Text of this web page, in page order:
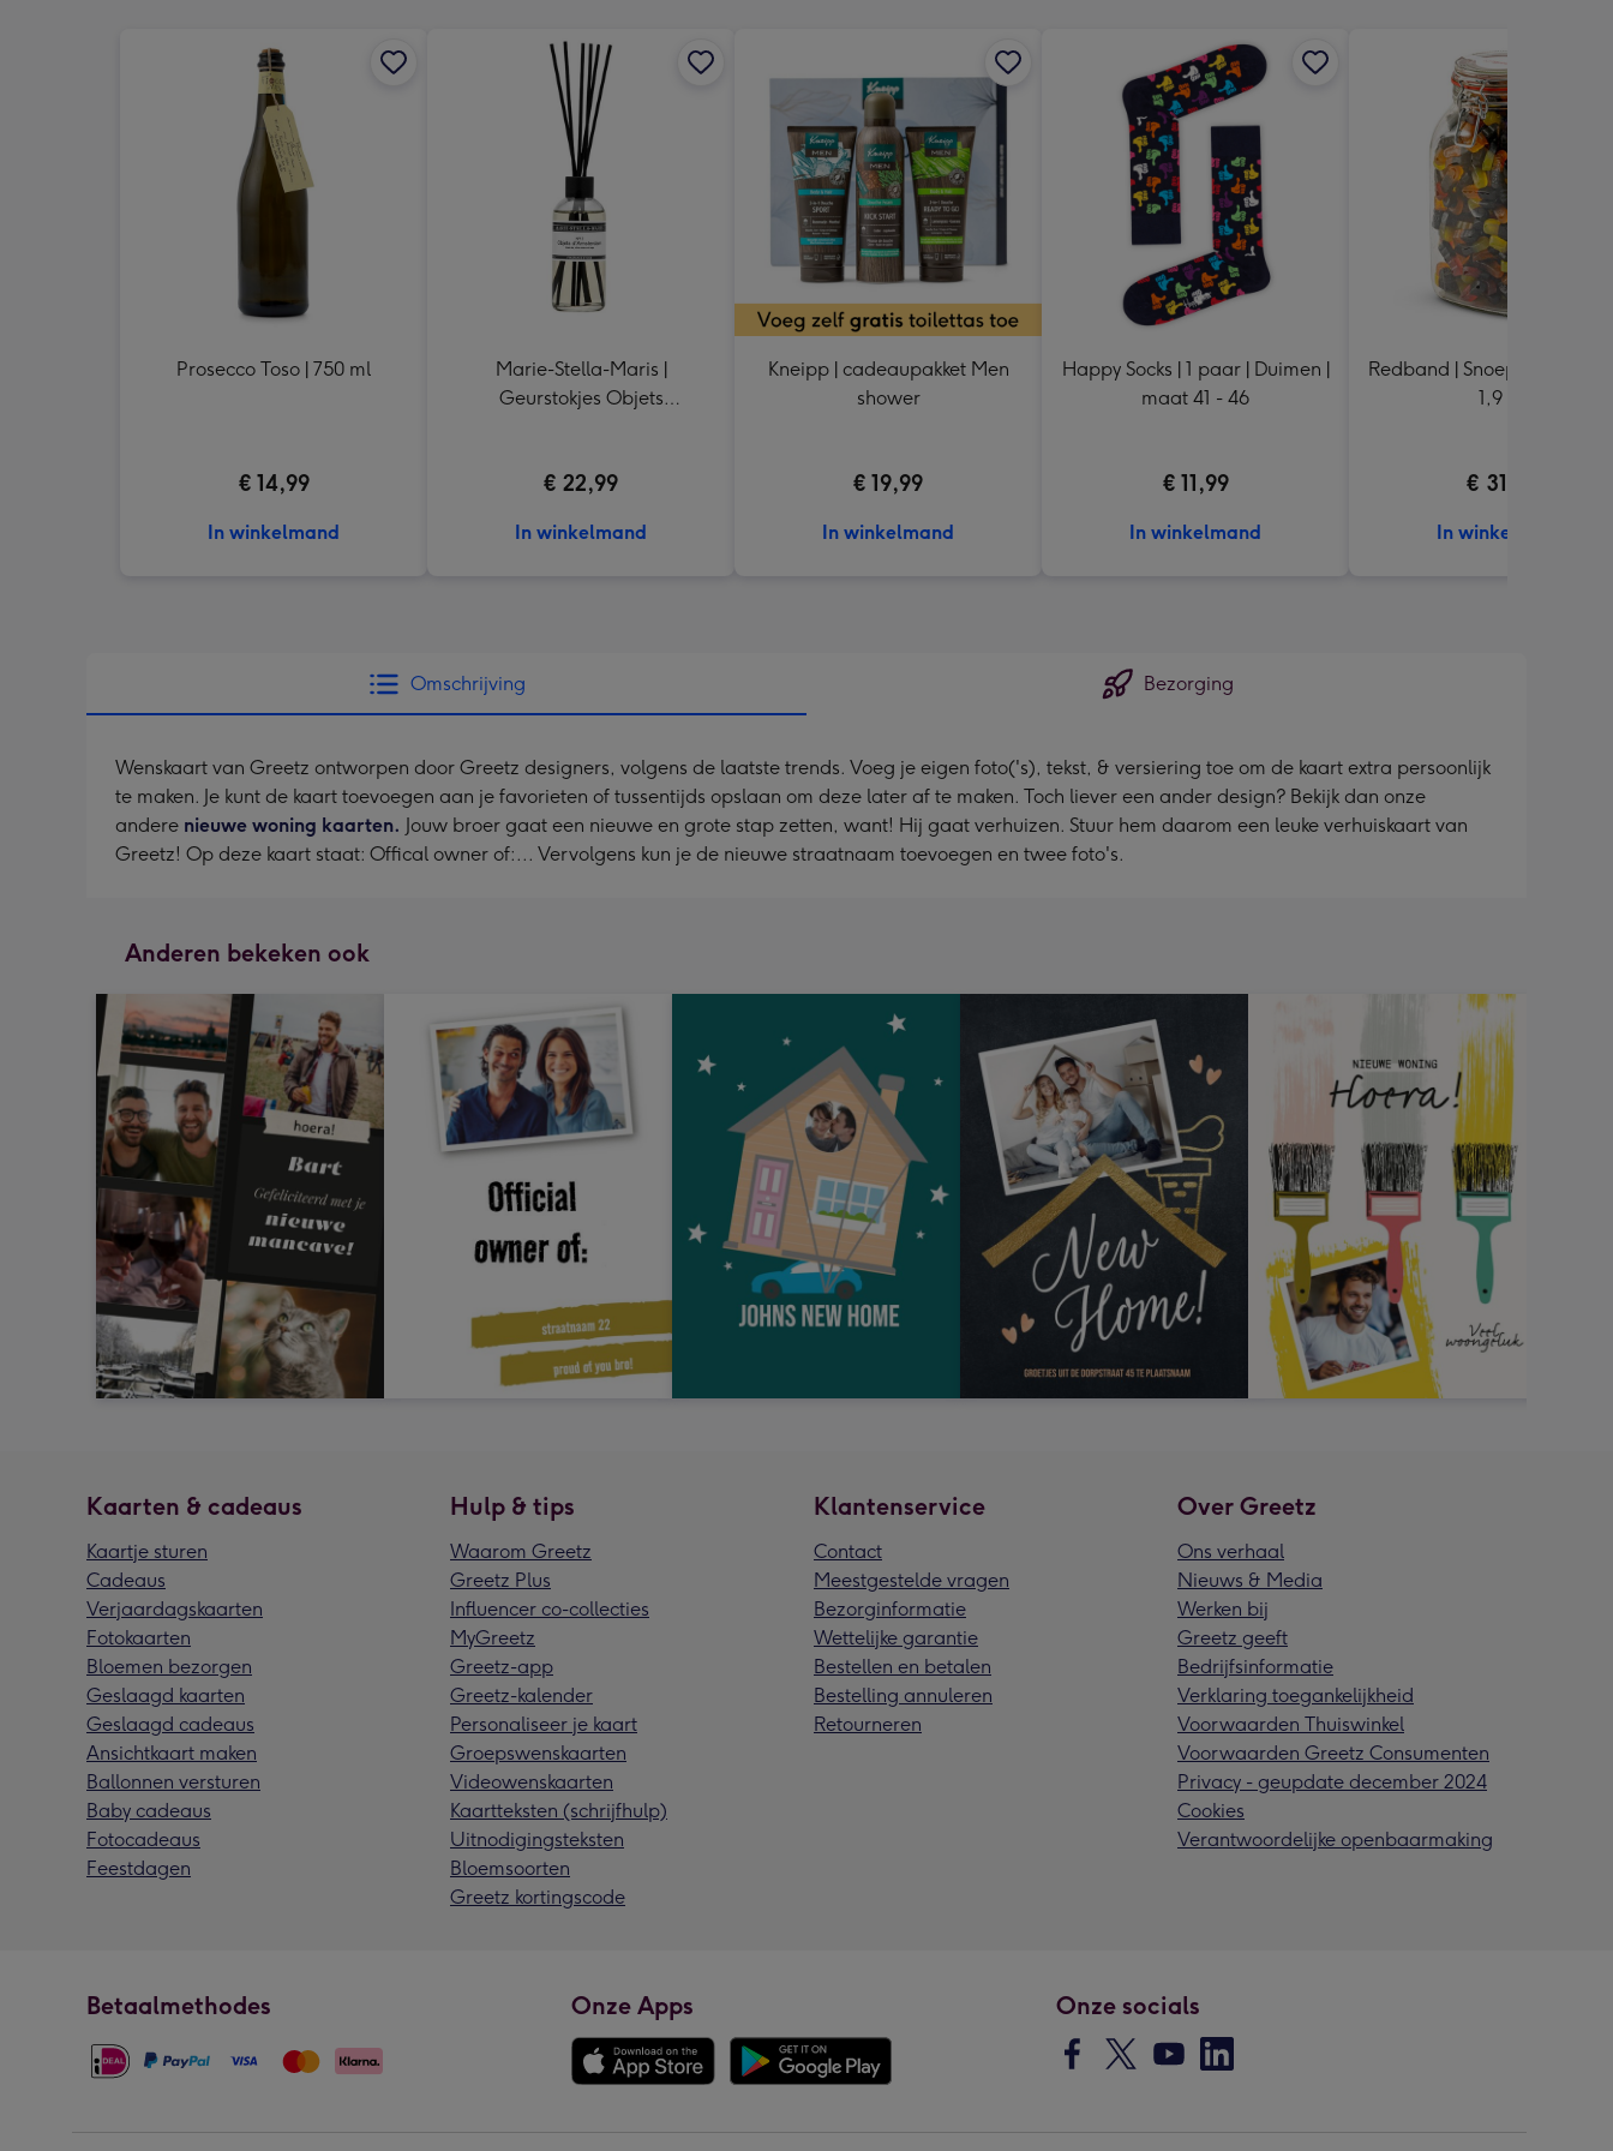
Prosecco Toso | 750 ml
€ 14,99
In winkelmand
Marie-Stella-Maris |
Geurstokjes Objets
€ 22,99
In winkelmand
Kneipp | cadeaupakket Men
shower
€ 19,99
In winkelmand
Happy Socks | 1 paar | Duimen |
maat 41 - 46
€ 11,99
In winkelmand
Redband | Snoeppot
1,9 kg
€ 31,99
In winkelmand
Omschrijving Bezorging
Wenskaart van Greetz ontworpen door Greetz designers, volgens de laatste trends. Voeg je eigen foto('s), tekst, & versiering toe om de kaart extra persoonlijk
te maken. Je kunt de kaart toevoegen aan je favorieten of tussentijds opslaan om deze later af te maken. Toch liever een ander design? Bekijk dan onze
andere nieuwe woning kaarten. Jouw broer gaat een nieuwe en grote stap zetten, want! Hij gaat verhuizen. Stuur hem daarom een leuke verhuiskaart van
Greetz! Op deze kaart staat: Offical owner of:... Vervolgens kun je de nieuwe straatnaam toevoegen en twee foto's.
Anderen bekeken ook
Kaarten & cadeaus
Kaartje sturen
Cadeaus
Verjaardagskaarten
Fotokaarten
Bloemen bezorgen
Geslaagd kaarten
Geslaagd cadeaus
Ansichtkaart maken
Ballonnen versturen
Baby cadeaus
Fotocadeaus
Feestdagen
Hulp & tips
Waarom Greetz
Greetz Plus
Influencer co-collecties
MyGreetz
Greetz-app
Greetz-kalender
Personaliseer je kaart
Groepswenskaarten
Videowenskaarten
Kaartteksten (schrijfhulp)
Uitnodigingsteksten
Bloemsoorten
Greetz kortingscode
Klantenservice
Contact
Meestgestelde vragen
Bezorginformatie
Wettelijke garantie
Bestellen en betalen
Bestelling annuleren
Retourneren
Over Greetz
Ons verhaal
Nieuws & Media
Werken bij
Greetz geeft
Bedrijfsinformatie
Verklaring toegankelijkheid
Voorwaarden Thuiswinkel
Voorwaarden Greetz Consumenten
Privacy - geupdate december 2024
Cookies
Verantwoordelijke openbaarmaking
Betaalmethodes Onze Apps Onze socials